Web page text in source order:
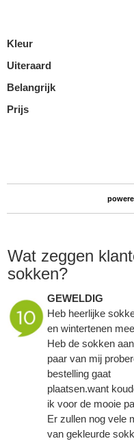
Kleur
Uiteraard
Belangrijk
Prijs
Wat zeggen
sokken?
GEWELDIG
Heb heerlijke
en wintertenen
Heb de sokken
paar van mij
bestelling gaat
plaatsen.want
ik voor de mooie
Er zullen nog vele
van gekleurde